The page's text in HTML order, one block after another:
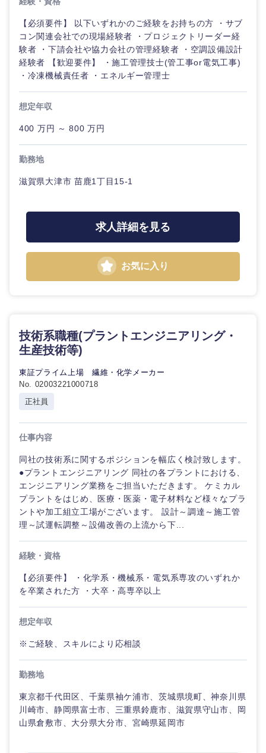
鳥取県 島根県
岡山県 広島県
山口県 徳島県
香川県
福岡県
長崎県
大分県 宮崎県
鹿児島県 沖縄県
海外
【必須要件】 以下いずれかのご経験をお持ちの方 ・サブ
コン関連会社での現場経験者 ・プロジェクトリーダー経
験者 ・下請会社や協力会社の管理経験者 ・空調設備設計
経験者 【歓迎要件】 ・施工管理技士(管工事or電気工事)
・冷凍機械責任者 ・エネルギー管理士
想定年収
400 万円 ～ 800 万円
勤務地
滋賀県大津市 苗鹿1丁目15-1
求人詳細を見る
お気に入り
技術系職種(プラントエンジニアリング・
生産技術等)
東証プライム上場 繊維・化学メーカー
No. 02003221000718
正社員
仕事内容
同社の技術系に関するポジションを幅広く検討致します。
●プラントエンジニアリング 同社の各プラントにおける、
エンジニアリング業務をご担当いただきます。 ケミカル
プラントをはじめ、医療・医薬・電子材料など様々なプラ
ントや加工組立工場がございます。 設計～調達～施工管
理～試運転調整～設備改善の上流から下...
経験・資格
【必須要件】 ・化学系・機械系・電気系専攻のいずれか
を卒業された方 ・大卒・高専卒以上
想定年収
※ご経験、スキルにより応相談
勤務地
東京都千代田区、千葉県袖ケ浦市、茨城県境町、神奈川県
川崎市、静岡県富士市、三重県鈴鹿市、滋賀県守山市、岡
山県倉敷市、大分県大分市、宮崎県延岡市